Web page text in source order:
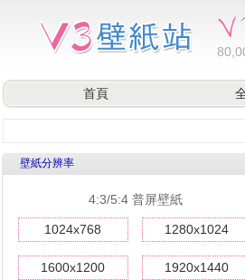
首頁
壁紙分辨率
4:3/5:4 普屏壁紙
1024x768 1280x1024
1600x1200 1920x1440